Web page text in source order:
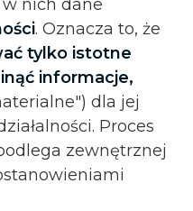
nich dane
. Oznacza to, że
tylko istotne
informacje,
dla jej
Proces
zewnętrznej